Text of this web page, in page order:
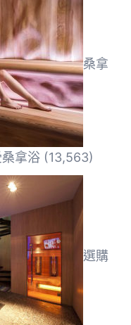
桑拿
拿浴 (13,563)
選購